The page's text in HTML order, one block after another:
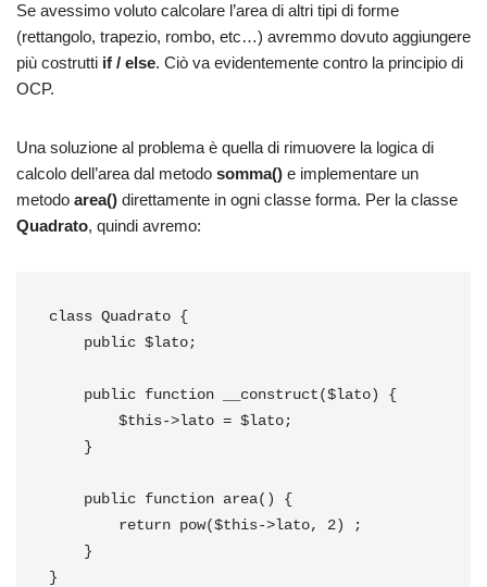
Se avessimo voluto calcolare l’area di altri tipi di forme
(rettangolo, trapezio, rombo, etc…) avremmo dovuto aggiungere
più costrutti if / else. Ciò va evidentemente contro la principio di
OCP.
Una soluzione al problema è quella di rimuovere la logica di
calcolo dell’area dal metodo somma() e implementare un
metodo area() direttamente in ogni classe forma. Per la classe
Quadrato, quindi avremo:
class Quadrato {
}